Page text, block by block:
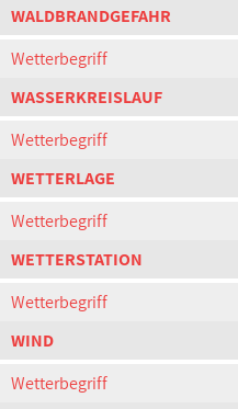
WALDBRANDGEFAHR
Wetterbegriff
WASSERKREISLAUF
Wetterbegriff
WETTERLAGE
Wetterbegriff
WETTERSTATION
Wetterbegriff
WIND
Wetterbegriff